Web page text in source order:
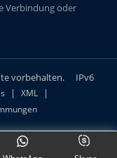
Verbindung oder
vorbehalten.
IPv6
| XML |